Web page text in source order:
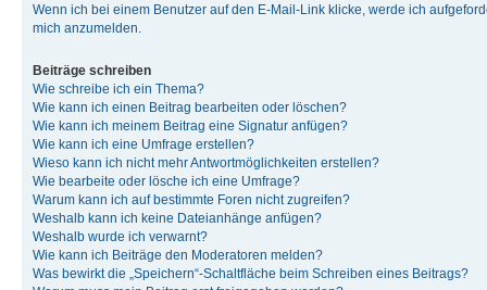
Wenn ich bei einem Benutzer auf den E-Mail-Link klicke, werde ich
mich anzumelden.
Beiträge schreiben
Wie schreibe ich ein Thema?
Wie kann ich einen Beitrag bearbeiten oder löschen?
Wie kann ich meinem Beitrag eine Signatur anfügen?
Wie kann ich eine Umfrage erstellen?
Wieso kann ich nicht mehr Antwortmöglichkeiten erstellen?
Wie bearbeite oder lösche ich eine Umfrage?
Warum kann ich auf bestimmte Foren nicht zugreifen?
Weshalb kann ich keine Dateianhänge anfügen?
Weshalb wurde ich verwarnt?
Wie kann ich Beiträge den Moderatoren melden?
Was bewirkt die „Speichern“-Schaltfläche beim Schreiben eines Beitrags?